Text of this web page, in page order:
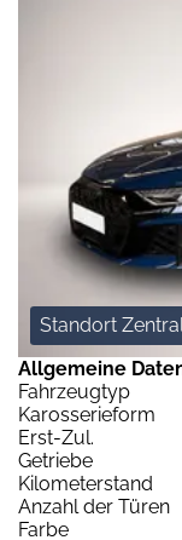
Standort
Allgemeine
Fahrzeugtyp
Karosserieform
Erst-Zul.
Getriebe
Kilometerstand
Anzahl der Türen
Farbe